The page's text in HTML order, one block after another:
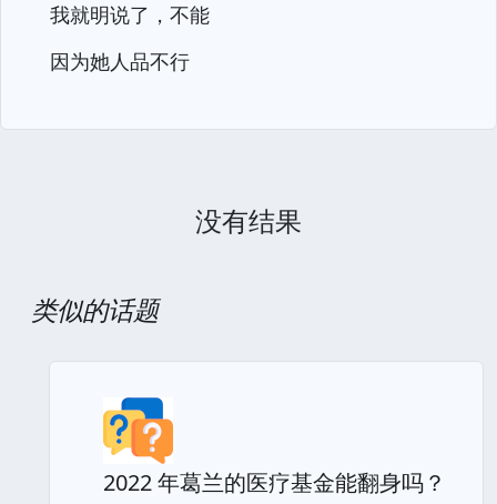
我就明说了，不能
因为她人品不行
没有结果
类似的话题
2022 年葛兰的医疗基金能翻身吗？